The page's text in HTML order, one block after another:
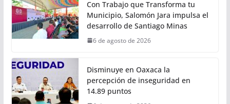
Invita Sectur Oaxaca a disfrutar la
7ª Saboreada de Mezcal 2026 y el
14º Torneo de Pez Vela
Con Trabajo que Transforma tu
Municipio, Salomón Jara impulsa el